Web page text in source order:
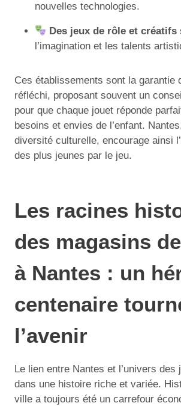
nouvelles technologies.
Des jeux de rôle et créatifs
l’imagination et les talents
Ces établissements sont la garantie
réfléchi, proposant souvent un
pour que chaque jouet réponde
besoins et envies de l’enfant.
diversité culturelle, encourage ainsi
des plus jeunes par le jeu.
Les racines
des magasins
à Nantes : un
centenaire
l’avenir
Le lien entre Nantes et l’univers
dans une histoire riche et variée.
ville a toujours été un carrefour